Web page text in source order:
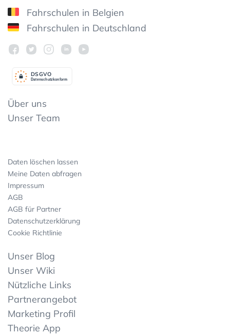
Fahrschulen in Belgien
Fahrschulen in Deutschland
Datenschutzkonform
DSGVO
Über uns
Unser Team
Daten löschen lassen
Meine Daten abfragen
Impressum
AGB
AGB für Partner
Datenschutzerklärung
Cookie Richtlinie
Unser Blog
Unser Wiki
Nützliche Links
Partnerangebot
Marketing Profil
Theorie App